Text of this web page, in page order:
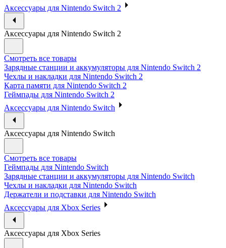
Аксессуары для Nintendo Switch 2
Аксессуары для Nintendo Switch 2
Смотреть все товары
Зарядные станции и аккумуляторы для Nintendo Switch 2
Чехлы и накладки для Nintendo Switch 2
Карта памяти для Nintendo Switch 2
Геймпады для Nintendo Switch 2
Аксессуары для Nintendo Switch
Аксессуары для Nintendo Switch
Смотреть все товары
Геймпады для Nintendo Switch
Зарядные станции и аккумуляторы для Nintendo Switch
Чехлы и накладки для Nintendo Switch
Держатели и подставки для Nintendo Switch
Аксессуары для Xbox Series
Аксессуары для Xbox Series